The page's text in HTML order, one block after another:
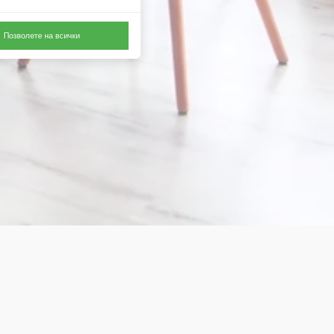
Позволете на всички